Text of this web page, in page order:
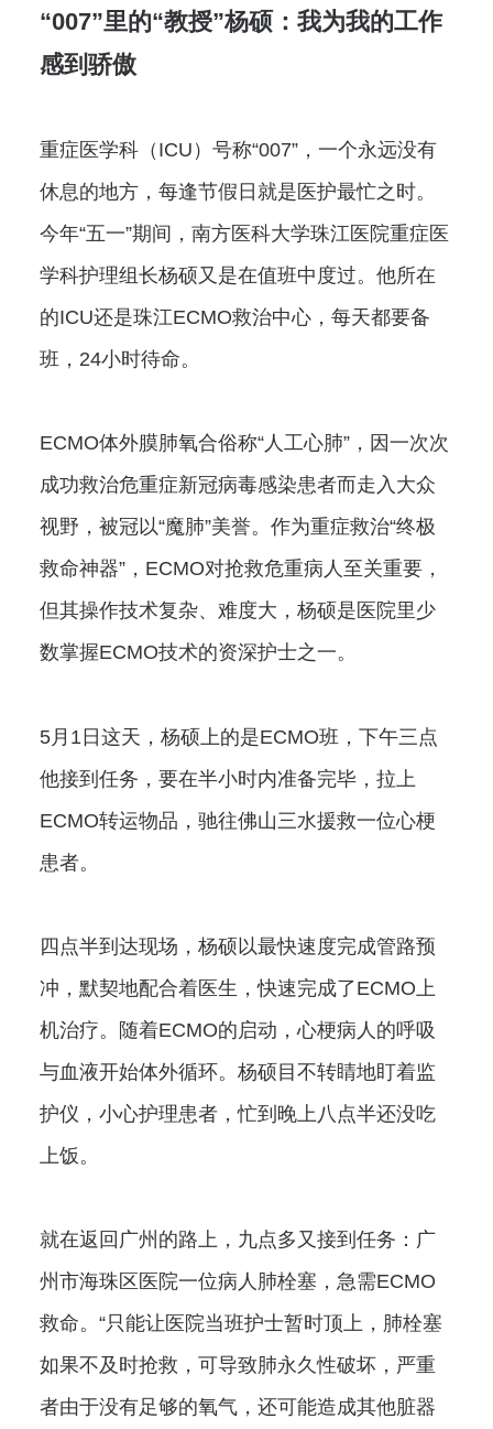
“007”里的“教授”杨硕：我为我的工作
感到骄傲
重症医学科（ICU）号称“007”，一个永远没有
休息的地方，每逢节假日就是医护最忙之时。
今年“五一”期间，南方医科大学珠江医院重症医
学科护理组长杨硕又是在值班中度过。他所在
的ICU还是珠江ECMO救治中心，每天都要备
班，24小时待命。
ECMO体外膜肺氧合俗称“人工心肺”，因一次次
成功救治危重症新冠病毒感染患者而走入大众
视野，被冠以“魔肺”美誉。作为重症救治“终极
救命神器”，ECMO对抢救危重病人至关重要，
但其操作技术复杂、难度大，杨硕是医院里少
数掌握ECMO技术的资深护士之一。
5月1日这天，杨硕上的是ECMO班，下午三点
他接到任务，要在半小时内准备完毕，拉上
ECMO转运物品，驰往佛山三水援救一位心梗
患者。
四点半到达现场，杨硕以最快速度完成管路预
冲，默契地配合着医生，快速完成了ECMO上
机治疗。随着ECMO的启动，心梗病人的呼吸
与血液开始体外循环。杨硕目不转睛地盯着监
护仪，小心护理患者，忙到晚上八点半还没吃
上饭。
就在返回广州的路上，九点多又接到任务：广
州市海珠区医院一位病人肺栓塞，急需ECMO
救命。“只能让医院当班护士暂时顶上，肺栓塞
如果不及时抢救，可导致肺永久性破坏，严重
者由于没有足够的氧气，还可能造成其他脏器